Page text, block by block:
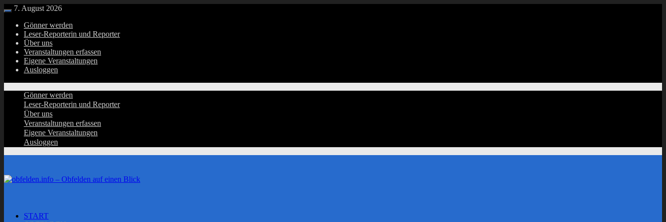
Zurück
Inhalt
Menü
7. August 2026
Gönner werden
Leser-Reporterin und Reporter
Über uns
Veranstaltungen erfassen
Eigene Veranstaltungen
Ausloggen
Gönner werden
Leser-Reporterin und Reporter
Über uns
Veranstaltungen erfassen
Eigene Veranstaltungen
Ausloggen
START